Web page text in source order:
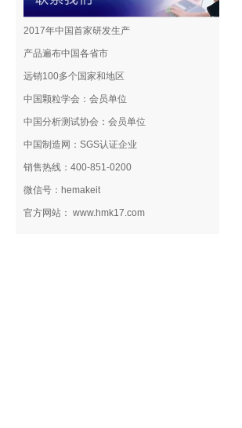
2017年中国首家研发生产
产品遍布中国各省市
远销100多个国家和地区
中国颗粒学会：会员单位
中国分析测试协会：会员单位
中国制造网：SGS认证企业
销售热线：400-851-0200
微信号：hemakeit
官方网站： www.hmk17.com